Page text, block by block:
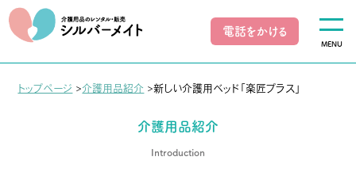
電話をかける
MENU
トップページ >介護用品紹介 >新しい介護用ベッド「楽匠プラス」
介護用品紹介
Introduction